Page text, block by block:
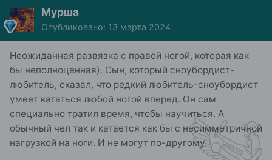
Мурша
Опубликовано: 13 марта 2024
Неожиданная развязка с правой ногой, которая как
бы неполноценная). Сын, который сноубордист-
любитель, сказал, что редкий любитель-сноубордист
умеет кататься любой ногой вперед. Он сам
специально тратил время, чтобы научиться. А
обычный чел так и катается как бы с несимметричной
нагрузкой на ноги. И не могут по-другому.